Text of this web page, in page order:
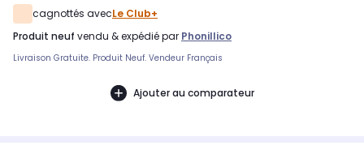
cagnottés avecLe Club+
produit neuf vendu & expédié par Phonillico
Livraison Gratuite. Produit Neuf. Vendeur Français
Ajouter au comparateur